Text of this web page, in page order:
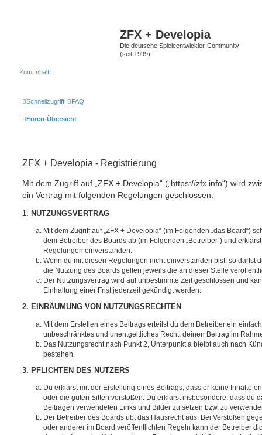
ZFX + Developia
Die deutsche Spieleentwickler-Community
(seit 1999).
Zum Inhalt
Schnellzugriff FAQ
Foren-Übersicht
ZFX + Developia - Registrierung
Mit dem Zugriff auf „ZFX + Developia“ („https://zfx.info“) wird
ein Vertrag mit folgenden Regelungen geschlossen:
1. NUTZUNGSVERTRAG
Mit dem Zugriff auf „ZFX + Developia“ (im Folgenden „das Board“)
dem Betreiber des Boards ab (im Folgenden „Betreiber“) und
Regelungen einverstanden.
Wenn du mit diesen Regelungen nicht einverstanden bist, so darfst
die Nutzung des Boards gelten jeweils die an dieser Stelle
Der Nutzungsvertrag wird auf unbestimmte Zeit geschlossen und
Einhaltung einer Frist jederzeit gekündigt werden.
2. EINRÄUMUNG VON NUTZUNGSRECHTEN
Mit dem Erstellen eines Beitrags erteilst du dem Betreiber ein
unbeschränktes und unentgeltliches Recht, deinen Beitrag im
Das Nutzungsrecht nach Punkt 2, Unterpunkt a bleibt auch nach
bestehen.
3. PFLICHTEN DES NUTZERS
Du erklärst mit der Erstellung eines Beitrags, dass er keine Inhalte
oder die guten Sitten verstoßen. Du erklärst insbesondere, dass du
Beiträgen verwendeten Links und Bilder zu setzen bzw. zu
Der Betreiber des Boards übt das Hausrecht aus. Bei Verstößen
oder anderer im Board veröffentlichten Regeln kann der Betreiber